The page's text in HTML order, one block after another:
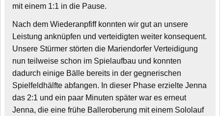
mit einem 1:1 in die Pause.
Nach dem Wiederanpfiff konnten wir gut an unsere
Leistung anknüpfen und verteidigten weiter konsequent.
Unsere Stürmer störten die Mariendorfer Verteidigung
nun teilweise schon im Spielaufbau und konnten
dadurch einige Bälle bereits in der gegnerischen
Spielfeldhälfte abfangen. In dieser Phase erzielte Jenna
das 2:1 und ein paar Minuten später war es erneut
Jenna, die eine frühe Balleroberung mit einem Sololauf